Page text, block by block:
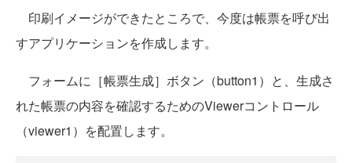
印刷イメージができたところで、今度は帳票を呼び出
すアプリケーションを作成します。
フォームに［帳票生成］ボタン（button1）と、生成さ
れた帳票の内容を確認するためのViewerコントロール
（viewer1）を配置します。